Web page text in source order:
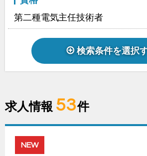
第二種電気主任技術者
検索条件を選択
求人情報 53件
NEW